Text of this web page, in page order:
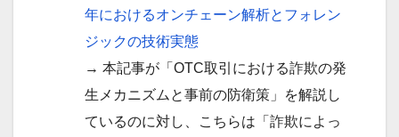
年におけるオンチェーン解析とフォレン
ジックの技術実態
→ 本記事が「OTC取引における詐欺の発
生メカニズムと事前の防衛策」を解説し
ているのに対し、こちらは「詐欺によっ